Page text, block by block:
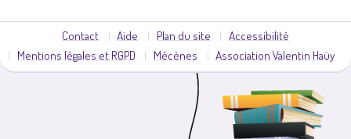
g
Contact Aide Plan du site
Accessibilité
Mentions légales et RGPD
Mécènes Association Valentin Haüy